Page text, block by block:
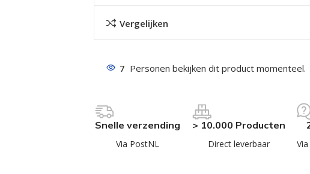
Vergelijken
7 Personen bekijken dit product momenteel.
Snelle verzending
Via PostNL
> 10.000 Producten
Direct leverbaar